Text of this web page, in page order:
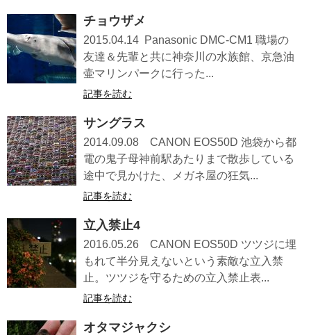
チョウザメ
2015.04.14 Panasonic DMC-CM1 職場の
友達＆先輩と共に神奈川の水族館、京急油
壷マリンパークに行った...
記事を読む
サングラス
2014.09.08 CANON EOS50D 池袋から都
電の鬼子母神前駅あたりまで散歩している
途中で見かけた、メガネ屋の狂気...
記事を読む
立入禁止4
2016.05.26 CANON EOS50D ツツジに埋
もれて半分見えないという素敵な立入禁
止。ツツジを守るための立入禁止表...
記事を読む
オタマジャクシ